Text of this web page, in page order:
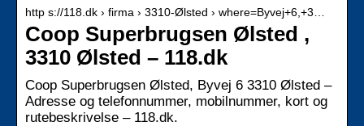
http s://118.dk › firma › 3310-Ølsted › where=Byvej+6,+3…
Coop Superbrugsen Ølsted ,
3310 Ølsted – 118.dk
Coop Superbrugsen Ølsted, Byvej 6 3310 Ølsted –
Adresse og telefonnummer, mobilnummer, kort og
rutebeskrivelse – 118.dk.